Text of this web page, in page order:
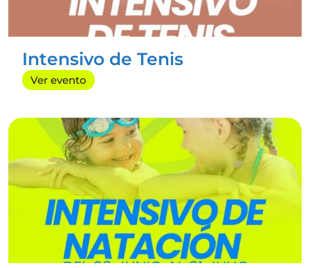
Gap
Pilates
CURSILLOS
Tenis
Pádel
EVENTOS
Cumpleaños
Centros Educativos
Grupos y empresas
CONTACTO
Intensivo de Tenis
Ver evento